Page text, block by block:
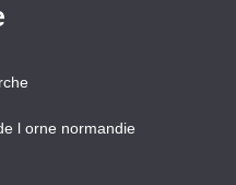
l orne normandie